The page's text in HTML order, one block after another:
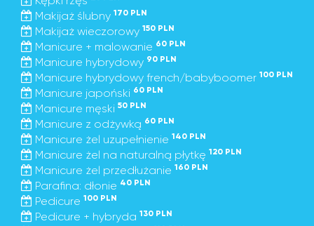
Makijaż ślubny 170 PLN
Makijaż wieczorowy 150 PLN
Manicure + malowanie 60 PLN
Manicure hybrydowy 90 PLN
Manicure hybrydowy french/babyboomer 100 PLN
Manicure japoński 60 PLN
Manicure męski 50 PLN
Manicure z odżywką 60 PLN
Manicure żel uzupełnienie 140 PLN
Manicure żel na naturalną płytkę 120 PLN
Manicure żel przedłużanie 160 PLN
Parafina: dłonie 40 PLN
Pedicure 100 PLN
Pedicure + hybryda 130 PLN